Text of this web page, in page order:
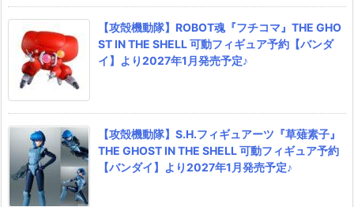
【攻殻機動隊】ROBOT魂『フチコマ』THE GHO
ST IN THE SHELL 可動フィギュア予約【バンダ
イ】より2027年1月発売予定♪
【攻殻機動隊】S.H.フィギュアーツ『草薙素子』
THE GHOST IN THE SHELL 可動フィギュア予約
【バンダイ】より2027年1月発売予定♪